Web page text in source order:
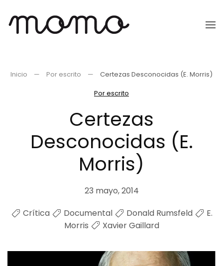
Ir
Inicio Por escrito
Certezas Desconocidas (E. Morris)
Por escrito
Certezas
Desconocidas (E.
Morris)
23 mayo, 2014
Crítica
Documental Donald Rumsfeld
E.
Morris
Xavier Gaillard